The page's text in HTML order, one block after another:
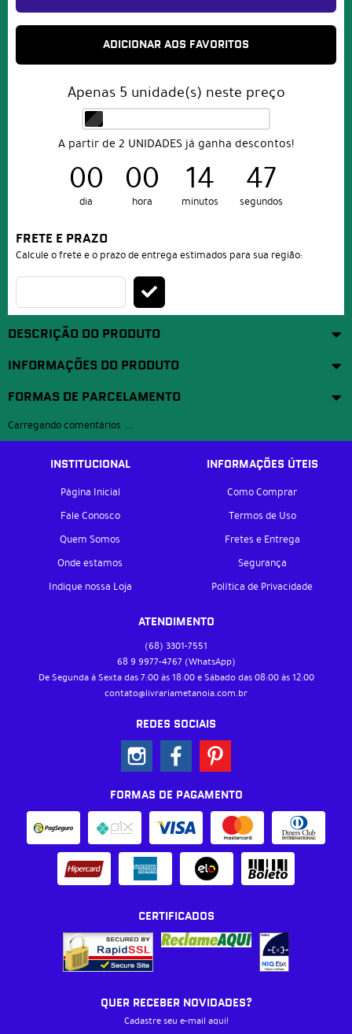
ADICIONAR AOS FAVORITOS
Apenas 5 unidade(s) neste preço
A partir de 2 UNIDADES já ganha descontos!
00
dia
00
hora
14
minutos
47
segundos
FRETE E PRAZO
Calcule o frete e o prazo de entrega estimados para sua região:
DESCRIÇÃO DO PRODUTO
INFORMAÇÕES DO PRODUTO
FORMAS DE PARCELAMENTO
Carregando comentários ...
INSTITUCIONAL
Página Inicial
Fale Conosco
Quem Somos
Onde estamos
Indique nossa Loja
INFORMAÇÕES ÚTEIS
Como Comprar
Termos de Uso
Fretes e Entrega
Segurança
Política de Privacidade
ATENDIMENTO
(68) 3301-7551
68 9 9977-4767 (WhatsApp)
De Segunda à Sexta das 7:00 às 18:00 e Sábado das 08:00 às 12:00
contato@livrariametanoia.com.br
REDES SOCIAIS
FORMAS DE PAGAMENTO
CERTIFICADOS
QUER RECEBER NOVIDADES?
Cadastre seu e-mail aqui!